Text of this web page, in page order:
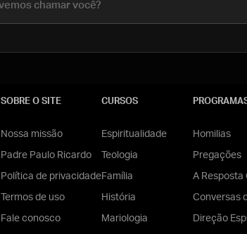
SOBRE O SITE
Nossa missão
Padre Paulo Ricardo
Política de privacidade
Termos de uso
Fale conosco
CURSOS
Espiritualidade
Teologia
Família
História
Mariologia
Homilias
Pregações
A Resposta
Conversas
Direção